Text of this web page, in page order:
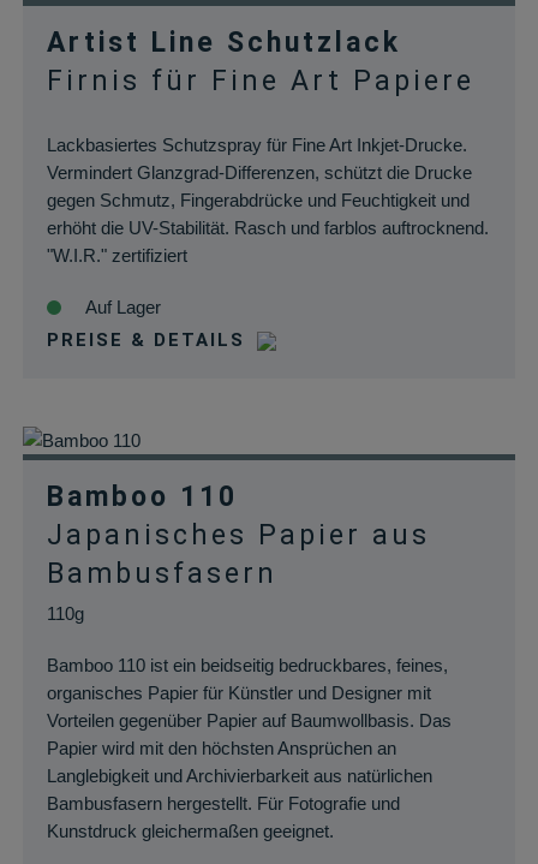
Artist Line Schutzlack
Firnis für Fine Art Papiere
Lackbasiertes Schutzspray für Fine Art Inkjet-Drucke.
Vermindert Glanzgrad-Differenzen, schützt die Drucke
gegen Schmutz, Fingerabdrücke und Feuchtigkeit und
erhöht die UV-Stabilität. Rasch und farblos auftrocknend.
"W.I.R." zertifiziert
Auf Lager
PREISE & DETAILS
Bamboo 110
Japanisches Papier aus
Bambusfasern
110g
Bamboo 110 ist ein beidseitig bedruckbares, feines,
organisches Papier für Künstler und Designer mit
Vorteilen gegenüber Papier auf Baumwollbasis. Das
Papier wird mit den höchsten Ansprüchen an
Langlebigkeit und Archivierbarkeit aus natürlichen
Bambusfasern hergestellt. Für Fotografie und
Kunstdruck gleichermaßen geeignet.